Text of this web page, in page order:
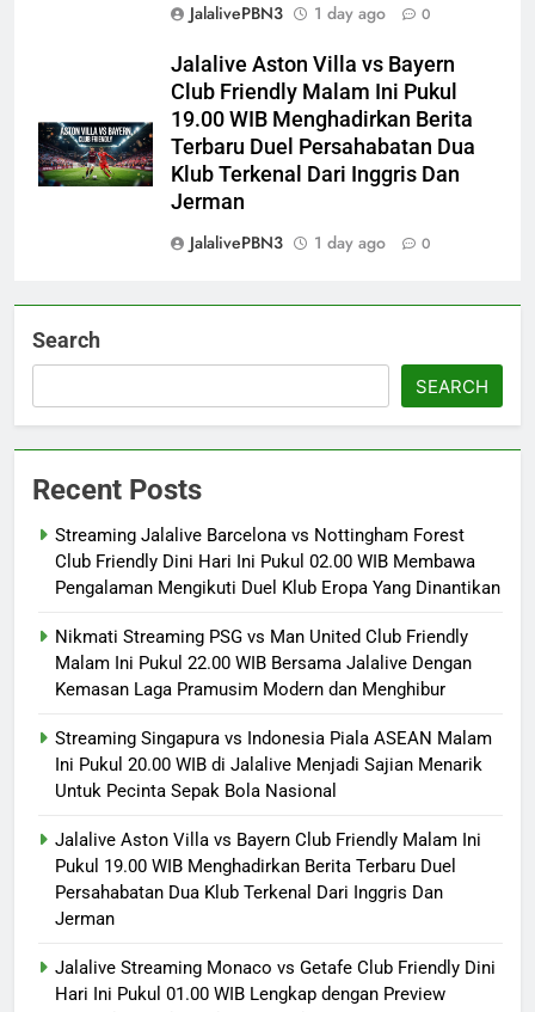
JalalivePBN3
1 day ago 0
Jalalive Aston Villa vs Bayern
Club Friendly Malam Ini Pukul
19.00 WIB Menghadirkan Berita
Terbaru Duel Persahabatan Dua
Klub Terkenal Dari Inggris Dan
Jerman
JalalivePBN3
1 day ago 0
Search
SEARCH
Recent Posts
Streaming Jalalive Barcelona vs Nottingham Forest
Club Friendly Dini Hari Ini Pukul 02.00 WIB Membawa
Pengalaman Mengikuti Duel Klub Eropa Yang Dinantikan
Nikmati Streaming PSG vs Man United Club Friendly
Malam Ini Pukul 22.00 WIB Bersama Jalalive Dengan
Kemasan Laga Pramusim Modern dan Menghibur
Streaming Singapura vs Indonesia Piala ASEAN Malam
Ini Pukul 20.00 WIB di Jalalive Menjadi Sajian Menarik
Untuk Pecinta Sepak Bola Nasional
Jalalive Aston Villa vs Bayern Club Friendly Malam Ini
Pukul 19.00 WIB Menghadirkan Berita Terbaru Duel
Persahabatan Dua Klub Terkenal Dari Inggris Dan
Jerman
Jalalive Streaming Monaco vs Getafe Club Friendly Dini
Hari Ini Pukul 01.00 WIB Lengkap dengan Preview